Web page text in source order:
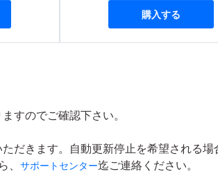
購入する
すのでご確認下さい。
だきます。自動更新停止を希望される場
サポートセンター迄ご連絡ください。